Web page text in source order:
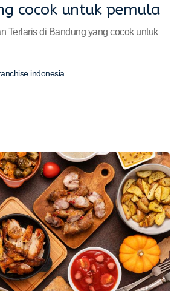
cocok untuk pemula
Terlaris di Bandung yang cocok untuk
indonesia